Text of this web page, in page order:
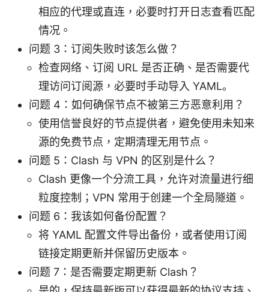
相应的代理或直连，必要时打开日志查看匹配
情况。
问题 3：订阅失败时该怎么做？
检查网络、订阅 URL 是否正确、是否需要代
理访问订阅源，必要时手动导入 YAML。
问题 4：如何确保节点不被第三方恶意利用？
使用信誉良好的节点提供者，避免使用未知来
源的免费节点，定期清理无用节点。
问题 5：Clash 与 VPN 的区别是什么？
Clash 更像一个分流工具，允许对流量进行细
粒度控制；VPN 常用于创建一个全局隧道。
问题 6：我该如何备份配置？
将 YAML 配置文件导出备份，或者使用订阅
链接定期更新并保留历史版本。
问题 7：是否需要定期更新 Clash？